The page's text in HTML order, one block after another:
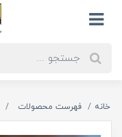
خانه فهرست محصولات